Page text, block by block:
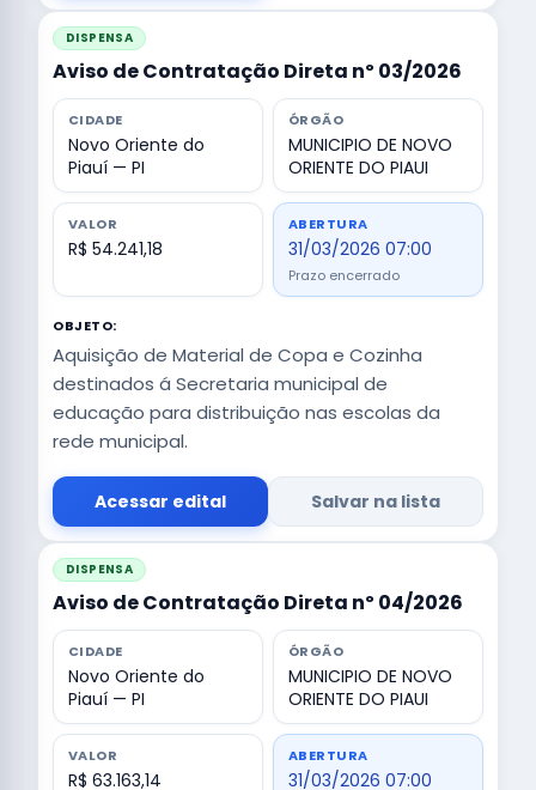
DISPENSA
Aviso de Contratação Direta nº 03/2026
CIDADE
Novo Oriente do
Piauí — PI
ÓRGÃO
MUNICIPIO DE NOVO
ORIENTE DO PIAUI
VALOR
R$ 54.241,18
ABERTURA
31/03/2026 07:00
Prazo encerrado
OBJETO:
Aquisição de Material de Copa e Cozinha
destinados á Secretaria municipal de
educação para distribuição nas escolas da
rede municipal.
Acessar edital Salvar na lista
DISPENSA
Aviso de Contratação Direta nº 04/2026
CIDADE
Novo Oriente do
Piauí — PI
ÓRGÃO
MUNICIPIO DE NOVO
ORIENTE DO PIAUI
VALOR
R$ 63.163,14
ABERTURA
31/03/2026 07:00